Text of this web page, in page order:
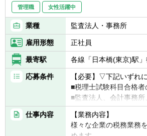
予実管理
◎投資家、金融機関に
告、運営方針に関する提
◎関係省庁、電力会社
など発電所運営を取り
各種調整、届出、報告
◎ファンド運営に係る
業務支援（キャッシュ
図）
◎発電所の維持・修繕
務、現地視察
◎コンプライアンス遵
管理
管理職 女性活躍中
業種 監査法人・事務所
雇用形態 正社員
最寄駅 各線「日本橋(東京)駅
応募条件
【必要】▽下記いずれ
■税理士試験科目合格者
■監査法人、会計事務
かの経験を有する方と
【歓迎】
■税理士資格保有者
仕事内容
【業務内容】
様々な企業の税務業務